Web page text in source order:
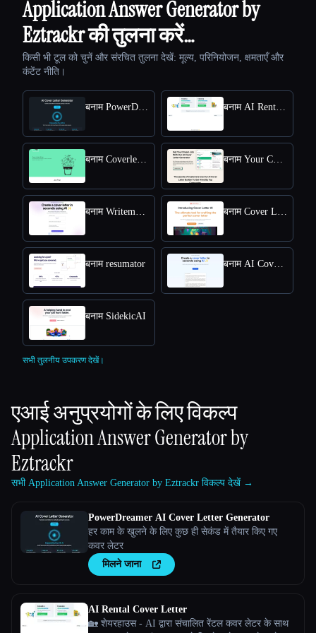
Application Answer Generator by
Eztrackr की तुलना करें…
किसी भी टूल को चुनें और संरचित तुलना देखें: मूल्य, परिनियोजन, क्षमताएँ और
कंटेंट नीति।
बनाम PowerDreamer AI Cover Letter Generator बनाम AI Rental Cover Letter
बनाम Coverletterwrite बनाम Your Cover Letter
बनाम Writemeacoverletter बनाम Cover Letter AI
बनाम resumator बनाम AI Cover Letter Generator
बनाम SidekicAI
सभी तुलनीय उपकरण देखें।
एआई अनुप्रयोगों के लिए विकल्प
Application Answer Generator by
Eztrackr
सभी Application Answer Generator by Eztrackr विकल्प देखें →
PowerDreamer AI Cover Letter Generator
हर काम के खुलने के लिए कुछ ही सेकंड में तैयार किए गए
कवर लेटर
मिलने जाना
AI Rental Cover Letter
🏡 शेयरहाउस - AI द्वारा संचालित रेंटल कवर लेटर के साथ